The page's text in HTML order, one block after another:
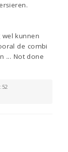
kunnen
de combi
... Not done